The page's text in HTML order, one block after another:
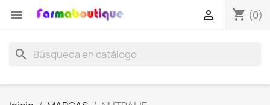
 shopping_cart (0)

search